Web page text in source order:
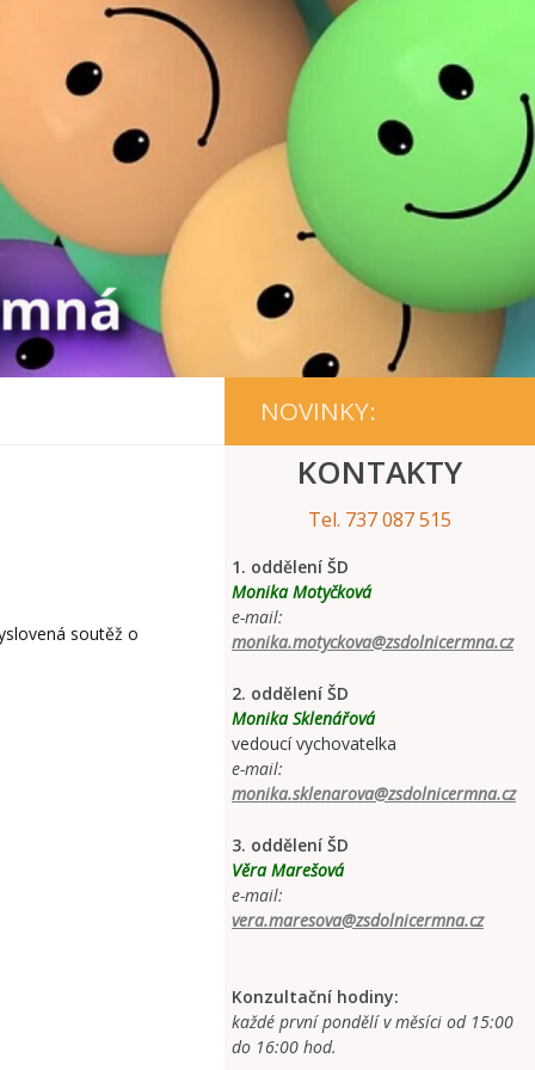
soutěž o
NOVINKY:
KONTAKTY
Tel. 737 087 515
1. oddělení ŠD
Monika Motyčková
e-mail:
monika.motyckova@zsdolnicermna.cz
2. oddělení ŠD
Monika Sklenářová
vedoucí vychovatelka
e-mail:
monika.sklenarova@zsdolnicermna.cz
3. oddělení ŠD
Věra Marešová
e-mail:
vera.maresova@zsdolnicermna.cz
Konzultační hodiny:
každé první pondělí v měsíci od 15:00
do 16:00 hod.